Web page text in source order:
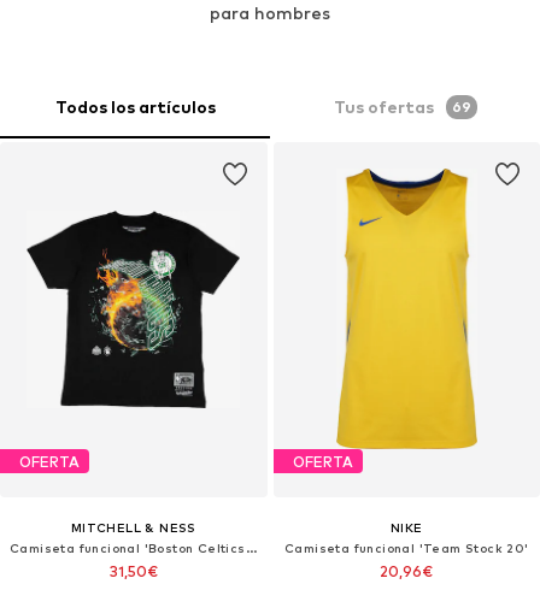
para hombres
Todos los artículos Tus ofertas 69
OFERTA
MITCHELL & NESS
Camiseta funcional 'Boston Celtics HWC Blaze'
31,50€
OFERTA
NIKE
Camiseta funcional 'Team Stock 20'
20,96€